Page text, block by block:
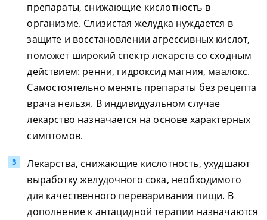
препараты, снижающие кислотность в
организме. Слизистая желудка нуждается в
защите и восстановлении агрессивных кислот,
поможет широкий спектр лекарств со сходным
действием: ренни, гидроксид магния, маалокс.
Самостоятельно менять препараты без рецепта
врача нельзя. В индивидуальном случае
лекарство назначается на основе характерных
симптомов.
Лекарства, снижающие кислотность, ухудшают
выработку желудочного сока, необходимого
для качественного переваривания пищи. В
дополнение к антацидной терапии назначаются